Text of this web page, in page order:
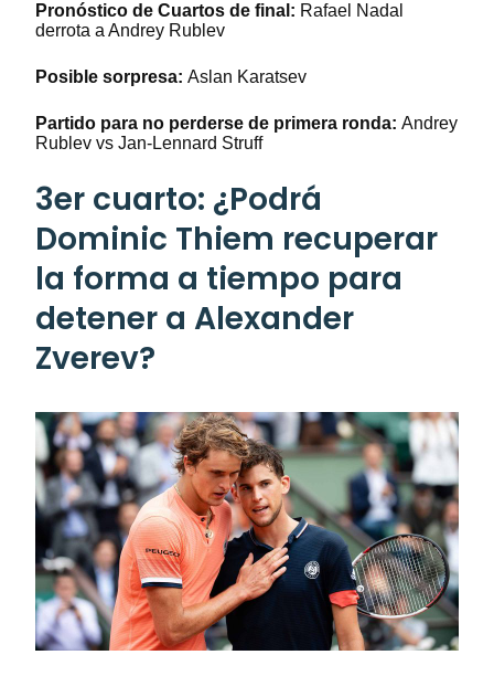
Pronóstico de Cuartos de final : Rafael Nadal
derrota a Andrey Rublev
Posible sorpresa: Aslan Karatsev
Partido para no perderse de primera ronda: Andrey
Rublev vs Jan-Lennard Struff
3er cuarto: ¿Podrá
Dominic Thiem recuperar
la forma a tiempo para
detener a Alexander
Zverev?